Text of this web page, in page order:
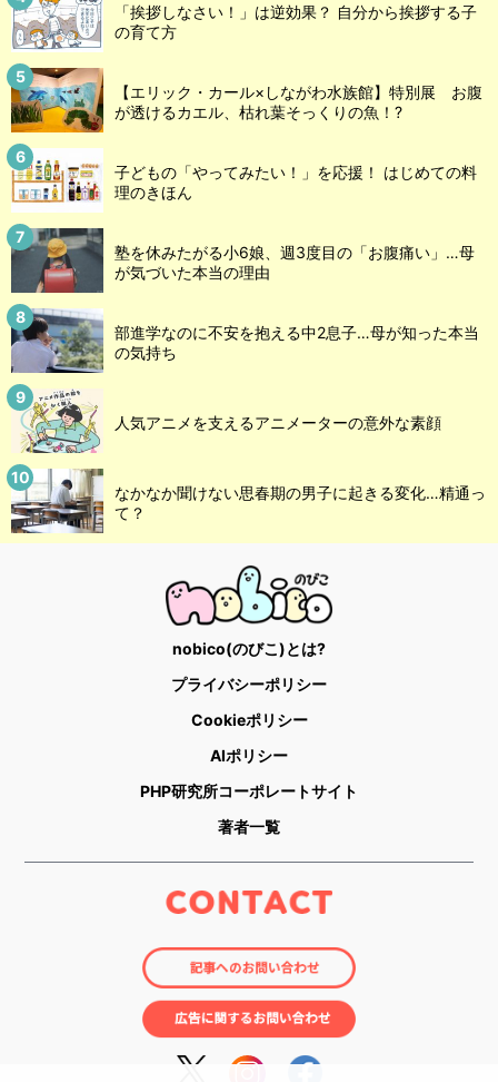
「挨拶しなさい！」は逆効果？ 自分から挨拶する子
の育て方
【エリック・カール×しながわ水族館】特別展 お腹
が透けるカエル、枯れ葉そっくりの魚！?
子どもの「やってみたい！」を応援！ はじめての料
理のきほん
塾を休みたがる小6娘、週3度目の「お腹痛い」…母
が気づいた本当の理由
部進学なのに不安を抱える中2息子…母が知った本当
の気持ち
人気アニメを支えるアニメーターの意外な素顔
なかなか聞けない思春期の男子に起きる変化…精通っ
て？
nobico(のびこ)とは?
プライバシーポリシー
Cookieポリシー
AIポリシー
PHP研究所コーポレートサイト
著者一覧